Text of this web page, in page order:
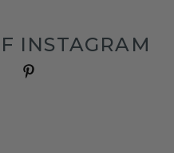
INSTAGRAM